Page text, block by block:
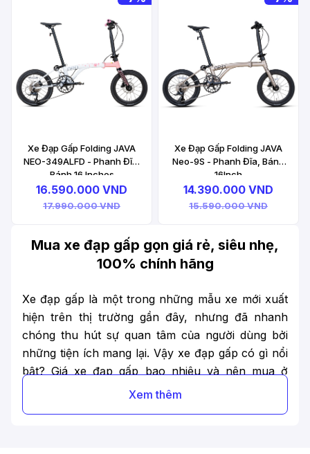
Xe Đạp Gấp Folding JAVA
NEO-349ALFD - Phanh Đĩa,
Bánh 16 Inches
16.590.000 VND
17.990.000 VND
Xe Đạp Gấp Folding JAVA
Neo-9S - Phanh Đĩa, Bánh
16Inch
14.390.000 VND
15.590.000 VND
Mua xe đạp gấp gọn giá rẻ, siêu nhẹ,
100% chính hãng
Xe đạp gấp là một trong những mẫu xe mới xuất
hiện trên thị trường gần đây, nhưng đã nhanh
chóng thu hút sự quan tâm của người dùng bởi
những tiện ích mang lại. Vậy xe đạp gấp có gì nổi
bật? Giá xe đạp gấp bao nhiêu và nên mua ở
đâu? Cùng tìm lời giải đáp qua bài viết sau đây!
Xem thêm